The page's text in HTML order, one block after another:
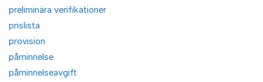
preliminära verifikationer
prislista
provision
påminnelse
påminnelseavgift